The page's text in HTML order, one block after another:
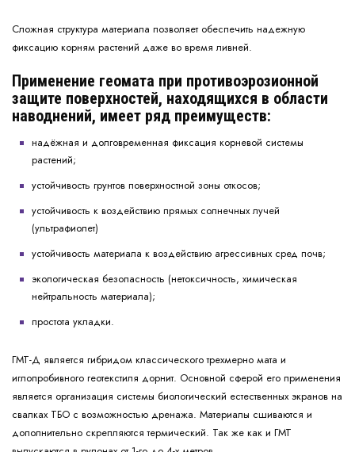
Сложная структура материала позволяет обеспечить надежную
фиксацию корням растений даже во время ливней.
Применение геомата при противоэрозионной
защите поверхностей, находящихся в области
наводнений, имеет ряд преимуществ:
надёжная и долговременная фиксация корневой системы
растений;
устойчивость грунтов поверхностной зоны откосов;
устойчивость к воздействию прямых солнечных лучей
(ультрафиолет)
устойчивость материала к воздействию агрессивных сред почв;
экологическая безопасность (нетоксичность, химическая
нейтральность материала);
простота укладки.
ГМТ-Д является гибридом классического трехмерно мата и
иглопробивного геотекстиля дорнит. Основной сферой его применения
является организация системы биологический естественных экранов на
свалках ТБО с возможностью дренажа. Материалы сшиваются и
дополнительно скрепляются термический. Так же как и ГМТ